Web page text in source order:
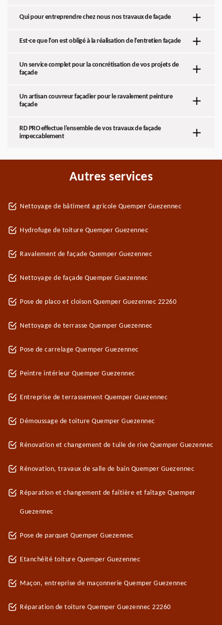
Qui pour entreprendre chez nous nos travaux de façade
Est-ce que l’on est obligé à la réalisation de l’entretien façade
Un service complet pour la concrétisation de vos projets de
façade
Un artisan couvreur façadier pour le ravalement peinture
façade
RD PRO effectue l’ensemble de vos travaux de façade
impeccablement
Autres services
Nettoyage de bâtiment agricole Quemper Guezennec
Hydrofuge de toiture Quemper Guezennec
Ravalement de façade Quemper Guezennec
Nettoyage de façade Quemper Guezennec
Pose de placo et cloison Quemper Guezennec 22260
Nettoyage de terrasse Quemper Guezennec
Pose de carrelage Quemper Guezennec
Peintre intérieur Quemper Guezennec
Entreprise de terrassement Quemper Guezennec
Démoussage de toiture Quemper Guezennec
Rénovation et changement de tuile de rive Quemper Guezennec
Rénovation, travaux de salle de bain Quemper Guezennec
Réparation et changement de faîtière et faîtage Quemper
Guezennec
Pose de parquet Quemper Guezennec
Etanchéité toiture Quemper Guezennec
Maçon, entreprise de maçonnerie Quemper Guezennec
Réparation de toiture Quemper Guezennec 22260